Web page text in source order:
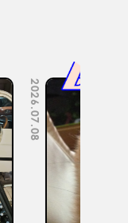
2026.07.06